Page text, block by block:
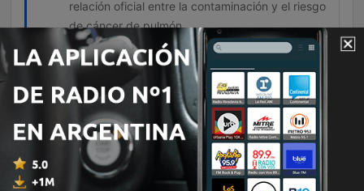
relación oficial entre la contaminación y el riesgo
de cáncer de pulmón.
la hiperactividad se va internalizando. Y
en las personas con TDAH que fueron
hiperactivas, lo que empieza a pasar es
que esta hiperactividad ya no es motora,
es mental, es como interna.
01:34:56 · El especialista describe cómo la
hiperactividad física de la infancia se transforma